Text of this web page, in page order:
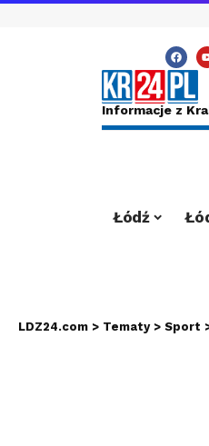
Informacje z
Łódź
LDZ24.com > Tematy> Sport